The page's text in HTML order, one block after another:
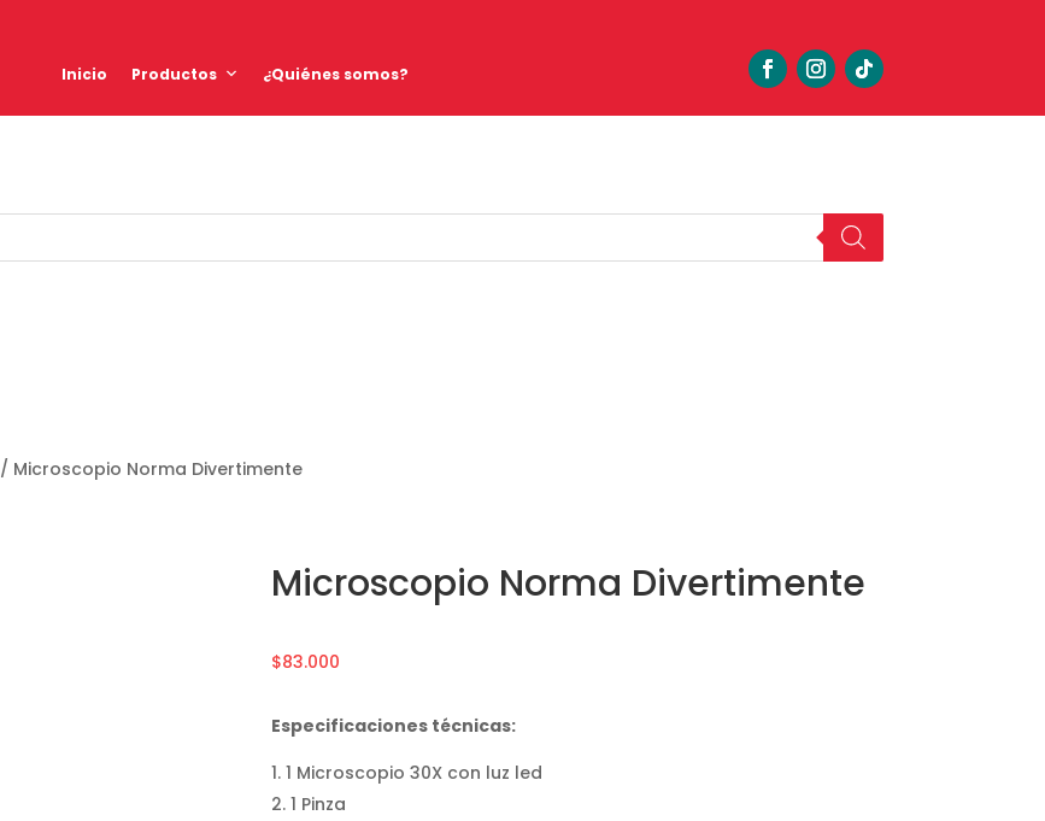
Inicio Productos ¿Quiénes somos?
/ Microscopio Norma Divertimente
Microscopio Norma Divertimente
$83.000
Especificaciones técnicas:
1 Microscopio 30X con luz led
1 Pinza